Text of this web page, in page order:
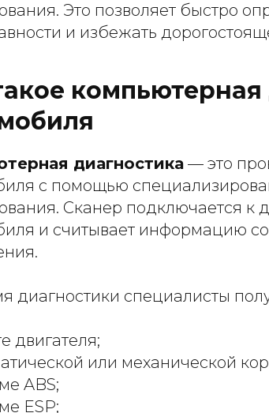
Это позволяет быстро
и избежать
компьютерная
диагностика — это
с помощью
Сканер подключается к
и считывает информацию
диагностики специалисты
двигателя;
или механической
ABS;
ESP;